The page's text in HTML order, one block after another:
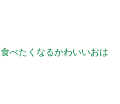
べたくなるかわいいおは